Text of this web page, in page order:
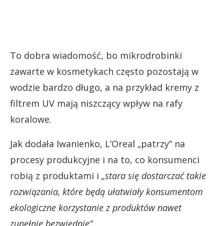
To dobra wiadomość, bo mikrodrobinki
zawarte w kosmetykach często pozostają w
wodzie bardzo długo, a na przykład kremy z
filtrem UV mają niszczący wpływ na rafy
koralowe.
Jak dodała Iwanienko, L’Oreal „patrzy” na
procesy produkcyjne i na to, co konsumenci
robią z produktami i „stara się dostarczać takie
rozwiązania, które będą ułatwiały konsumentom
ekologiczne korzystanie z produktów nawet
zupełnie bezwiednie”.